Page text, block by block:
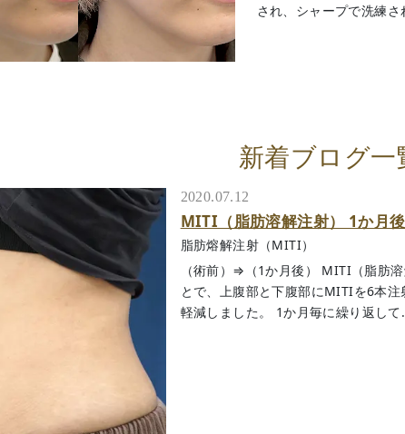
され、シャープで洗練
新着ブログ一
2020.07.12
MITI（脂肪溶解注射） 1か月後
脂肪熔解注射（MITI）
（術前）⇒（1か月後） MITI（脂肪
とで、上腹部と下腹部にMITIを6本
軽減しました。 1か月毎に繰り返し